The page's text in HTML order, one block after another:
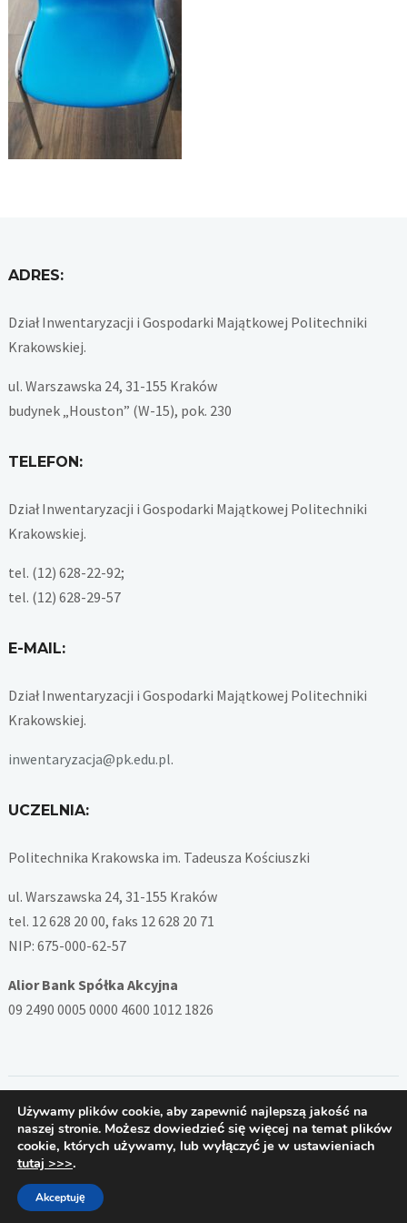
ADRES:
Dział Inwentaryzacji i Gospodarki Majątkowej Politechniki
Krakowskiej.
ul. Warszawska 24, 31-155 Kraków
budynek „Houston” (W-15), pok. 230
TELEFON:
Dział Inwentaryzacji i Gospodarki Majątkowej Politechniki
Krakowskiej.
tel. (12) 628-22-92;
tel. (12) 628-29-57
E-MAIL:
Dział Inwentaryzacji i Gospodarki Majątkowej Politechniki
Krakowskiej.
inwentaryzacja@pk.edu.pl.
UCZELNIA:
Politechnika Krakowska im. Tadeusza Kościuszki
ul. Warszawska 24, 31-155 Kraków
tel. 12 628 20 00, faks 12 628 20 71
NIP: 675-000-62-57
Alior Bank Spółka Akcyjna
09 2490 0005 0000 4600 1012 1826
Copyright © 2026 — System ZSD Politechniki Krakowskiej. All
Rights Reserved
Designed by
Używamy plików cookie, aby zapewnić najlepszą jakość na
naszej stronie. Możesz dowiedzieć się więcej na temat plików
cookie, których używamy, lub wyłączyć je w ustawieniach
tutaj >>>.
Akceptuję